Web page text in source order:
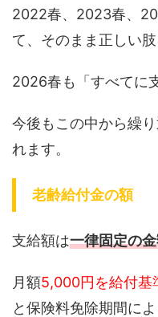
2022春、2023春、
て、そのまま正しい肢
2026春も「すべてに
今後もこの中から繰
れます。
老齢給付金の額
支給額は一律固定の
月額5,000円を給付基
と保険料免除期間に